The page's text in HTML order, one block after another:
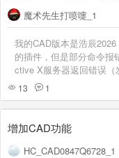
魔术先生打喷嚏_1
我的CAD版本是浩辰
的插件，但是部分命令
ctive X服务器返回错误（
13 1
增加CAD功能
HC_CAD0847Q6728_1